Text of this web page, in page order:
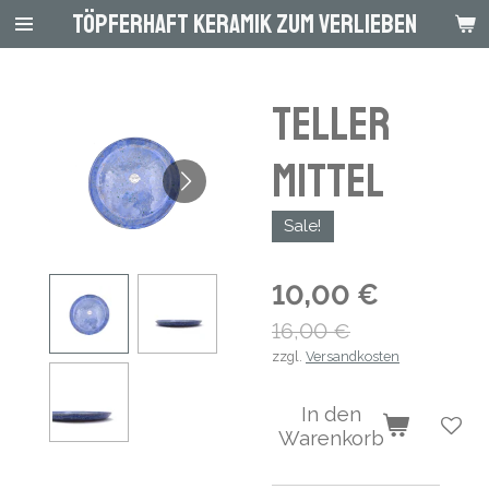
Zum
Hauptinhalt
Töpferhaft Keramik zum Verlieben
Teller
mittel
Sale!
10,00 €
16,00 €
zzgl. Versandkosten
In den
Warenkorb